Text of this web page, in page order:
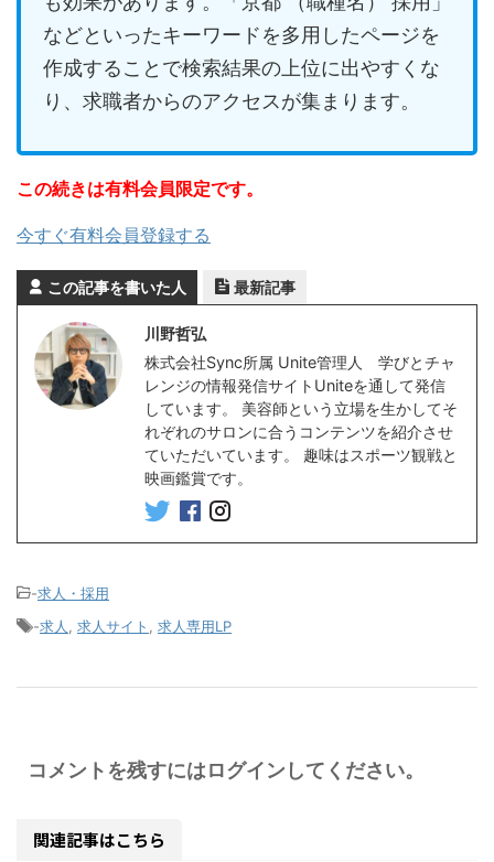
などといったキーワードを多用したページを
作成することで検索結果の上位に出やすくな
り、求職者からのアクセスが集まります。
この続きは有料会員限定です。
今すぐ有料会員登録する
この記事を書いた人 最新記事
川野哲弘
株式会社Sync所属 Unite管理人 学びとチャ
レンジの情報発信サイトUniteを通して発信
しています。 美容師という立場を生かしてそ
れぞれのサロンに合うコンテンツを紹介させ
ていただいています。 趣味はスポーツ観戦と
映画鑑賞です。
-求人・採用
-求人 求人サイト 求人専用LP
コメントを残すにはログインしてください。
関連記事はこちら